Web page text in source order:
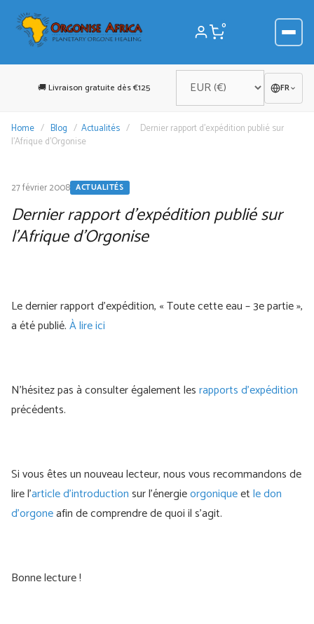
contenu
0
🚚 Livraison gratuite dès €125 FR
Home / Blog / Actualités /
Dernier rapport d’expédition publié sur
l’Afrique d’Orgonise
27 février 2008 ACTUALITÉS
Dernier rapport d’expédition publié sur
l’Afrique d’Orgonise
Le dernier rapport d'expédition, « Toute cette eau – 3e partie »,
a été publié.À lire ici
N'hésitez pas à consulter également lesrapports d'expédition
précédents.
Si vous êtes un nouveau lecteur, nous vous recommandons de
lire l'article d'introductionsur l'énergieorgoniqueetle don
d'orgoneafin de comprendre de quoi il s'agit.
Bonne lecture !